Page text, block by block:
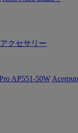
アクセサリー
AP551-50W